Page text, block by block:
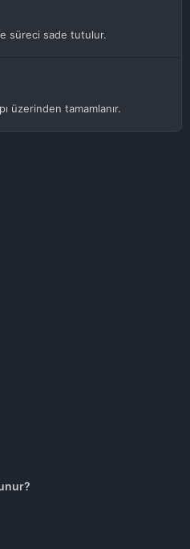
süreci sade tutulur.
üzerinden tamamlanır.